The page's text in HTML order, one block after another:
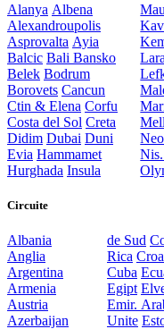
Alanya Albena
Alexandroupolis
Asprovalta Ayia
Balcic Bali Bansko
Belek Bodrum
Borovets Cancun
Ctin & Elena Corfu
Costa del Sol Creta
Didim Dubai Duni
Evia Hammamet
Hurghada Insula
Circuite
Albania
Anglia
Argentina
Armenia
Austria
Azerbaijan
de Sud
Rica
Cuba
Egipt
Emir.
Unite